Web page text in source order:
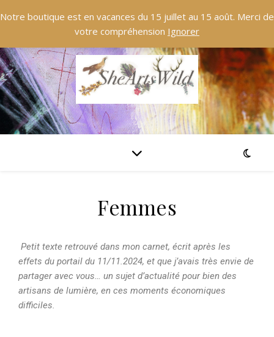
Notre boutique est en vacances du 15 juillet au 15 août. Merci de
votre compréhension Ignorer
Femmes
Petit texte retrouvé dans mon carnet, écrit après les
effets du portail du 11/11.2024, et que j’avais très envie de
partager avec vous… un sujet d’actualité pour bien des
artisans de lumière, en ces moments économiques
difficiles.